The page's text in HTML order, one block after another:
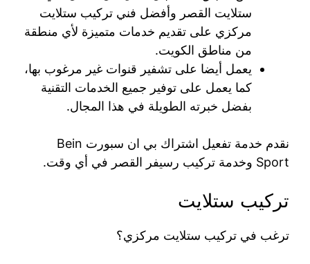
ستلايت القصر وأفضل فني تركيب ستلايت
مركزي على تقديم خدمات متميزة لأي منطقة
من مناطق الكويت.
يعمل أيضا على تشفير قنوات غير مرغوب بها،
كما يعمل على توفير جميع الخدمات التقنية
بفضل خبرته الطويلة في هذا المجال.
نقدم خدمة تفعيل اشتراك بي ان سبورت Bein
Sport وخدمة تركيب رسيفر القصر في أي وقت.
تركيب ستلايت
ترغب في تركيب ستلايت مركزي؟